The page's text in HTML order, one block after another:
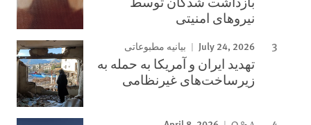
نیروهای امنیتی
July 24, 2026 بیانیه مطبوعاتی
تهدید ایران و آمریکا به حمله به
زیرساخت‌های غیرنظامی